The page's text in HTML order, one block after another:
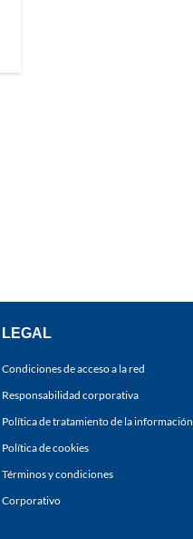
LEGAL
Condiciones de acceso a la red
Responsabilidad corporativa
Política de tratamiento de la información
Política de cookies
Términos y condiciones
Corporativo